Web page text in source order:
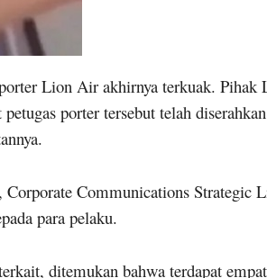
Lion Air akhirnya terkuak. Pihak
porter tersebut telah diserahkan
Communications Strategic
para pelaku.
ditemukan bahwa terdapat empat